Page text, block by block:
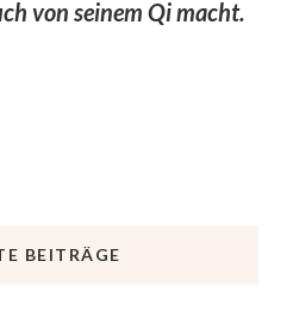
von seinem Qi macht.
BEITRÄGE